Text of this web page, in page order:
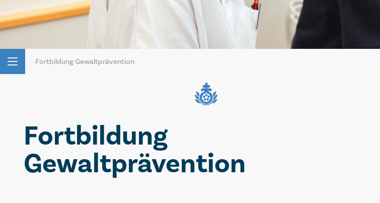
Fortbildung Gewaltprävention
Fortbildung
Gewaltprävention